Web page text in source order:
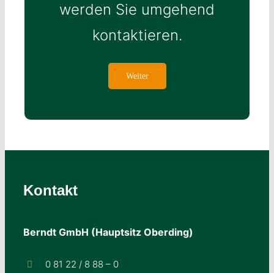
werden Sie umgehend
kontaktieren.
Weiter
Kontakt
Berndt GmbH (Hauptsitz Oberding)
0 81 22 / 8 88 – 0